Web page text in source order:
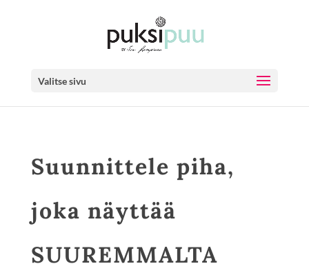
Valitse sivu
Suunnittele piha,
joka näyttää
SUUREMMALTA